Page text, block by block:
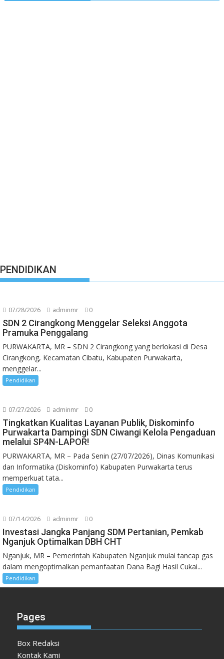
PENDIDIKAN
07/28/2026 adminmr 0
SDN 2 Cirangkong Menggelar Seleksi Anggota
Pramuka Penggalang
PURWAKARTA, MR – SDN 2 Cirangkong yang berlokasi di Desa
Cirangkong, Kecamatan Cibatu, Kabupaten Purwakarta,
menggelar...
Pendidikan
07/27/2026 adminmr 0
Tingkatkan Kualitas Layanan Publik, Diskominfo
Purwakarta Dampingi SDN Ciwangi Kelola Pengaduan
melalui SP4N-LAPOR!
PURWAKARTA, MR – Pada Senin (27/07/2026), Dinas Komunikasi
dan Informatika (Diskominfo) Kabupaten Purwakarta terus
memperkuat tata...
Pendidikan
07/14/2026 adminmr 0
Investasi Jangka Panjang SDM Pertanian, Pemkab
Nganjuk Optimalkan DBH CHT
Nganjuk, MR – Pemerintah Kabupaten Nganjuk mulai tancap gas
dalam mengoptimalkan pemanfaatan Dana Bagi Hasil Cukai...
Pendidikan
Pages
Box Redaksi
Kontak Kami